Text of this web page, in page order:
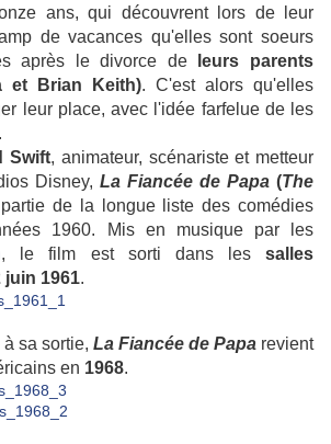
ans, qui découvrent lors de leur
de vacances qu'elles sont soeurs
après le divorce de
leurs parents
et Brian Keith). C'est alors qu'elles
leur place, avec l'idée farfelue de les
Swift, animateur, scénariste et metteur
Disney, La Fiancée de Papa (The
de la longue liste des comédies
1960. Mis en musique par les
, le film est sorti dans les salles
juin 1961.
sa sortie, La Fiancée de Papa revient
en 1968.